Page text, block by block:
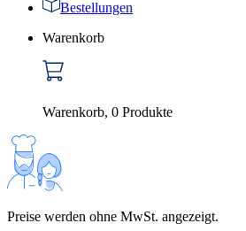
Bestellungen
Warenkorb
Warenkorb, 0 Produkte
Preise werden ohne MwSt. angezeigt.